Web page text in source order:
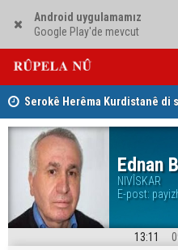
Android uygulamamız
Google Play'de mevcut
Serokê Herêma Kurdistanê di
Sêmêlê de peyamek belav kir
Ednan
NIVÎSKAR
E-post:
13:11